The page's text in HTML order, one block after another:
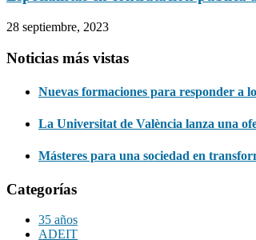
28 septiembre, 2023
Noticias más vistas
Nuevas formaciones para responder a
La Universitat de València lanza una
Másteres para una sociedad en
Categorías
35 años
ADEIT